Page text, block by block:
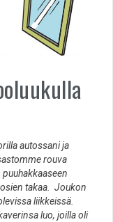
autossani ja
rouva
takaa. Joukon
liikkeissä.
luo, joilla oli